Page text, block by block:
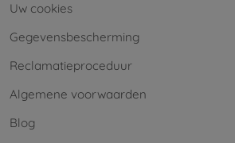
Uw cookies
Gegevensbescherming
Reclamatieproceduur
Algemene voorwaarden
Blog